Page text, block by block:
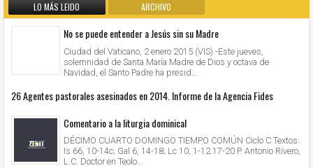
LO MÁS LEIDO ARCHIVO
No se puede entender a Jesús sin su Madre
Ciudad del Vaticano, 2 enero 2015 (VIS).-Este jueves,
solemnidad de Santa María Madre de Dios y octava de
Navidad, el Santo Padre ha presid...
26 Agentes pastorales asesinados en 2014. Informe de la Agencia Fides
Comentario a la liturgia dominical
DÉCIMO CUARTO DOMINGO TIEMPO COMÚN Ciclo C Textos:
Is 66, 10-14c; Gal 6, 14-18; Lc 10, 1-12.17-20 P. Antonio Rivero,
L.C. Doctor en Teolo...